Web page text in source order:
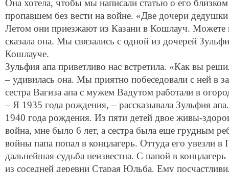
пропавшем без вести на войне. «Две дочери
Летом они приезжают из Казани в Кошлауч. Можете
сказала она. Мы связались с одной из дочерей
Кошлауче.
Зульфия апа приветливо нас встретила. «Как вы
– удивилась она. Мы приятно побеседовали с ней в
сестра Вагиза апа с мужем Вадутом работали в
– Я 1935 года рождения, – рассказывала Зульфия
1940 года рождения. Из пяти детей двое живы-
война, мне было 6 лет, а сестра была еще грудным
войны папа попал в концлагерь. Оттуда его увезли
дальнейшая судьба неизвестна. С папой в
из соседней деревни Старая Юльба. Ему